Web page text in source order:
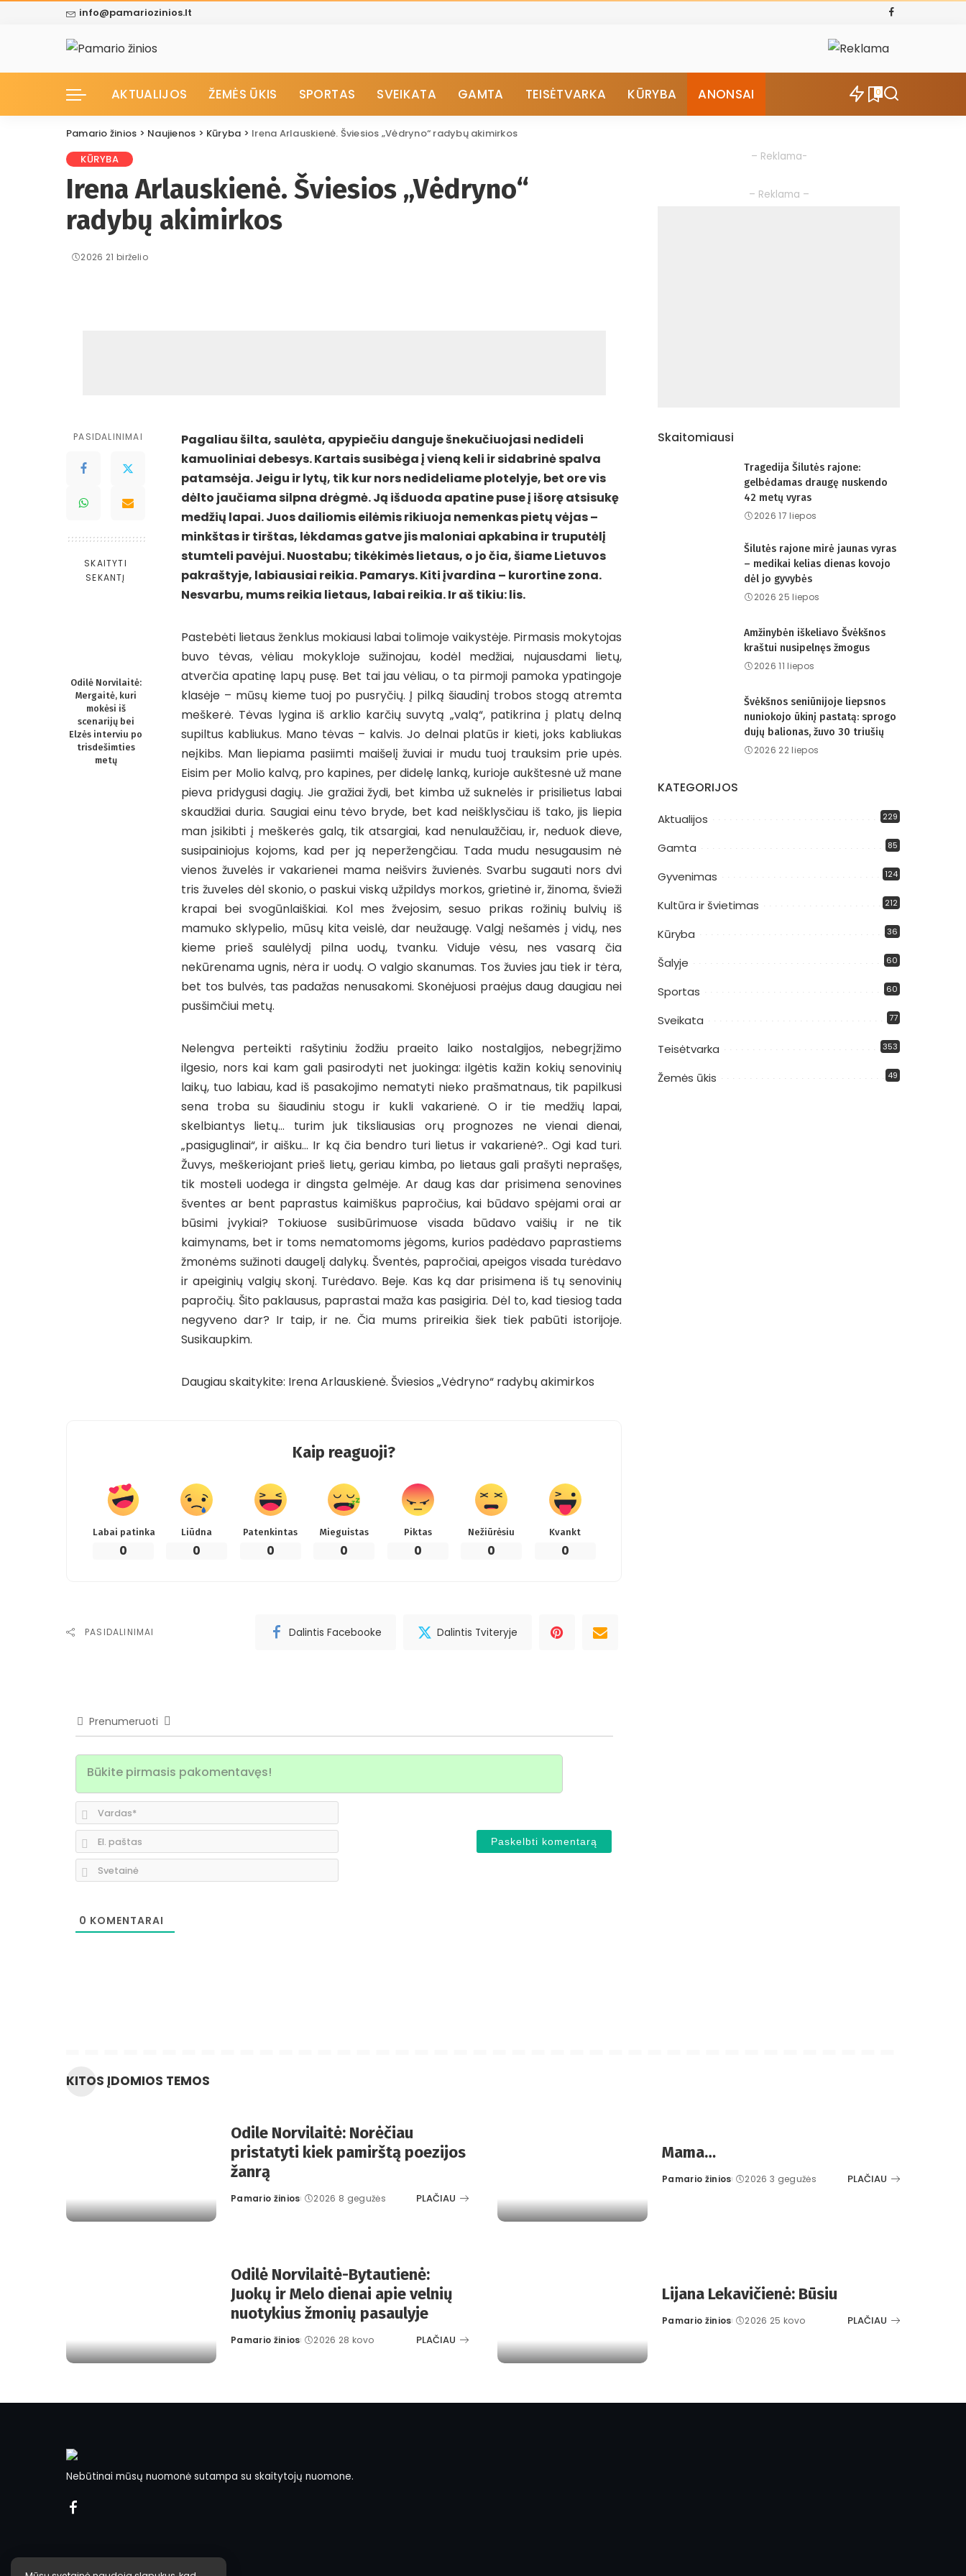
info@pamariozinios.lt
AKTUALIJOS ŽEMĖS ŪKIS SPORTAS SVEIKATA GAMTA TEISĖTVARKA KŪRYBA ANONSAI 0
Pamario žinios > Naujienos > Kūryba > Irena Arlauskienė. Šviesios „Vėdryno“ radybų akimirkos
KŪRYBA
Irena Arlauskienė. Šviesios „Vėdryno“
radybų akimirkos
2026 21 birželio
PASIDALINIMAI
SKAITYTI
SEKANTĮ
Odilė Norvilaitė:
Mergaitė, kuri
mokėsi iš
scenarijų bei
Elzės interviu po
trisdešimties
metų
Pagaliau šilta, saulėta, apypiečiu danguje šnekučiuojasi nedideli
kamuoliniai debesys. Kartais susibėga į vieną keli ir sidabrinė spalva
patamsėja. Jeigu ir lytų, tik kur nors nedideliame plotelyje, bet ore vis
dėlto jaučiama silpna drėgmė. Ją išduoda apatine puse į išorę atsisukę
medžių lapai. Juos dailiomis eilėmis rikiuoja nemenkas pietų vėjas –
minkštas ir tirštas, lėkdamas gatve jis maloniai apkabina ir truputėlį
stumteli pavėjui. Nuostabu; tikėkimės lietaus, o jo čia, šiame Lietuvos
pakraštyje, labiausiai reikia. Pamarys. Kiti įvardina – kurortine zona.
Nesvarbu, mums reikia lietaus, labai reikia. Ir aš tikiu: lis.
Pastebėti lietaus ženklus mokiausi labai tolimoje vaikystėje. Pirmasis mokytojas
buvo tėvas, vėliau mokykloje sužinojau, kodėl medžiai, nujausdami lietų,
atverčia apatinę lapų pusę. Bet tai jau vėliau, o ta pirmoji pamoka ypatingoje
klasėje – mūsų kieme tuoj po pusryčių. Į pilką šiaudinį trobos stogą atremta
meškerė. Tėvas lygina iš arklio karčių suvytą „valą“, patikrina į platų delną
supiltus kabliukus. Mano tėvas – kalvis. Jo delnai platūs ir kieti, joks kabliukas
neįkibs. Man liepiama pasiimti maišelį žuviai ir mudu tuoj trauksim prie upės.
Eisim per Molio kalvą, pro kapines, per didelę lanką, kurioje aukštesnė už mane
pieva pridygusi dagių. Jie gražiai žydi, bet kimba už suknelės ir prisilietus labai
skaudžiai duria. Saugiai einu tėvo bryde, bet kad neišklysčiau iš tako, jis liepia
man įsikibti į meškerės galą, tik atsargiai, kad nenulaužčiau, ir, neduok dieve,
susipainiojus kojoms, kad per ją neperžengčiau. Tada mudu nesugausim nė
vienos žuvelės ir vakarienei mama neišvirs žuvienės. Svarbu sugauti nors dvi
tris žuveles dėl skonio, o paskui viską užpildys morkos, grietinė ir, žinoma, švieži
krapai bei svogūnlaiškiai. Kol mes žvejosim, sesuo prikas rožinių bulvių iš
mamuko sklypelio, mūsų kita veislė, dar neužaugę. Valgį nešamės į vidų, nes
kieme prieš saulėlydį pilna uodų, tvanku. Viduje vėsu, nes vasarą čia
nekūrenama ugnis, nėra ir uodų. O valgio skanumas. Tos žuvies jau tiek ir tėra,
bet tos bulvės, tas padažas nenusakomi. Skonėjuosi praėjus daug daugiau nei
pusšimčiui metų.
Nelengva perteikti rašytiniu žodžiu praeito laiko nostalgijos, nebegrįžimo
ilgesio, nors kai kam gali pasirodyti net juokinga: ilgėtis kažin kokių senovinių
laikų, tuo labiau, kad iš pasakojimo nematyti nieko prašmatnaus, tik papilkusi
sena troba su šiaudiniu stogu ir kukli vakarienė. O ir tie medžių lapai,
skelbiantys lietų… turim juk tiksliausias orų prognozes ne vienai dienai,
„pasiguglinai“, ir aišku… Ir ką čia bendro turi lietus ir vakarienė?.. Ogi kad turi.
Žuvys, meškeriojant prieš lietų, geriau kimba, po lietaus gali prašyti neprašęs,
tik mosteli uodega ir dingsta gelmėje. Ar daug kas dar prisimena senovines
šventes ar bent paprastus kaimiškus papročius, kai būdavo spėjami orai ar
būsimi įvykiai? Tokiuose susibūrimuose visada būdavo vaišių ir ne tik
kaimynams, bet ir toms nematomoms jėgoms, kurios padėdavo paprastiems
žmonėms sužinoti daugelį dalykų. Šventės, papročiai, apeigos visada turėdavo
ir apeiginių valgių skonį. Turėdavo. Beje. Kas ką dar prisimena iš tų senovinių
papročių. Šito paklausus, paprastai maža kas pasigiria. Dėl to, kad tiesiog tada
negyveno dar? Ir taip, ir ne. Čia mums prireikia šiek tiek pabūti istorijoje.
Susikaupkim.
Daugiau skaitykite: Irena Arlauskienė. Šviesios „Vėdryno“ radybų akimirkos
Kaip reaguoji?
Labai patinka
0
Liūdna
0
Patenkintas
0
Mieguistas
0
Piktas
0
Nežiūrėsiu
0
Kvankt
0
PASIDALINIMAI Dalintis Facebooke Dalintis Tviteryje
Prenumeruoti
paštas
0 KOMENTARAI
– Reklama-
– Reklama –
Skaitomiausi
Tragedija Šilutės rajone:
gelbėdamas draugę nuskendo
42 metų vyras
2026 17 liepos
Šilutės rajone mirė jaunas vyras
– medikai kelias dienas kovojo
dėl jo gyvybės
2026 25 liepos
Amžinybėn iškeliavo Švėkšnos
kraštui nusipelnęs žmogus
2026 11 liepos
Švėkšnos seniūnijoje liepsnos
nuniokojo ūkinį pastatą: sprogo
dujų balionas, žuvo 30 triušių
2026 22 liepos
KATEGORIJOS
Aktualijos 229
Gamta 85
Gyvenimas 124
Kultūra ir švietimas 212
Kūryba 36
Šalyje 60
Sportas 60
Sveikata 77
Teisėtvarka 353
Žemės ūkis 49
KITOS ĮDOMIOS TEMOS
Odile Norvilaitė: Norėčiau
pristatyti kiek pamirštą poezijos
žanrą
Posted
Pamario žinios 2026 8 gegužės PLAČIAU
Mama…
Posted
Pamario žinios 2026 3 gegužės PLAČIAU
Odilė Norvilaitė-Bytautienė:
Juokų ir Melo dienai apie velnių
nuotykius žmonių pasaulyje
Posted
Pamario žinios 2026 28 kovo PLAČIAU
Lijana Lekavičienė: Būsiu
Posted
Pamario žinios 2026 25 kovo PLAČIAU
Nebūtinai mūsų nuomonė sutampa su skaitytojų nuomone.